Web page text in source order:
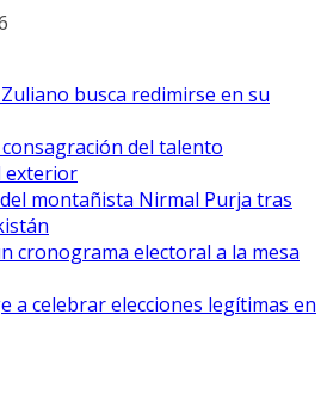
busca redimirse en su
del talento
exterior
montañista Nirmal Purja tras
cronograma electoral a la mesa
a celebrar elecciones legítimas en